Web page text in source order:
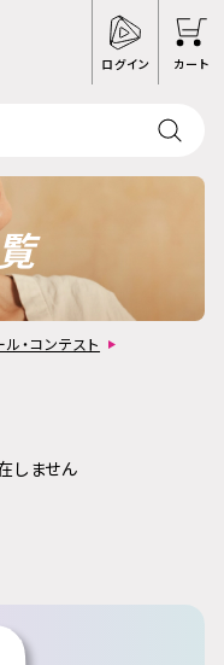
ログイン カート
・コンテスト
しません